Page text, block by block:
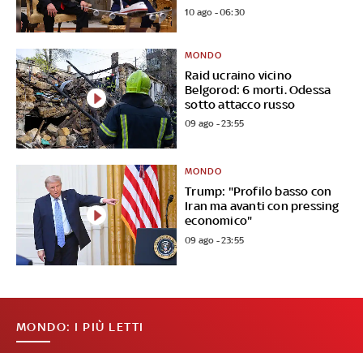
10 ago - 06:30
Raid ucraino vicino
Belgorod: 6 morti. Odessa
sotto attacco russo
MONDO
09 ago - 23:55
Trump: "Profilo basso con
Iran ma avanti con pressing
economico"
MONDO
09 ago - 23:55
MONDO: I PIÙ LETTI